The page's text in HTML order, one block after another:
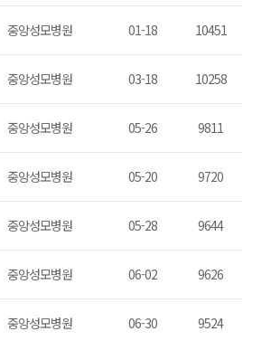
중앙성모병원 01-18 10451
중앙성모병원 03-18 10258
중앙성모병원 05-26 9811
중앙성모병원 05-20 9720
중앙성모병원 05-28 9644
중앙성모병원 06-02 9626
중앙성모병원 06-30 9524